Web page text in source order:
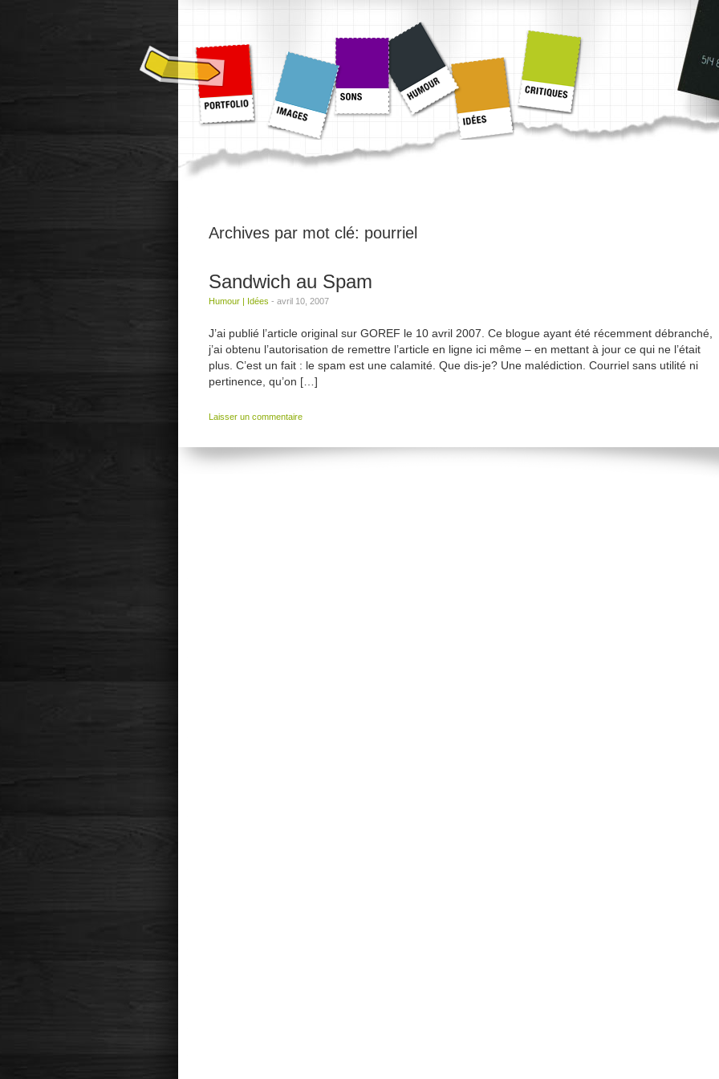
Archives par mot clé: pourriel
Sandwich au Spam
Humour Idées - avril 10, 2007
J’ai publié l’article original sur GOREF le 10 avril 2007. Ce blogue ayant été récemment débranché,
j’ai obtenu l’autorisation de remettre l’article en ligne ici même – en mettant à jour ce qui ne l’était
plus. C’est un fait : le spam est une calamité. Que dis-je? Une malédiction. Courriel sans utilité ni
pertinence, qu’on […]
Laisser un commentaire